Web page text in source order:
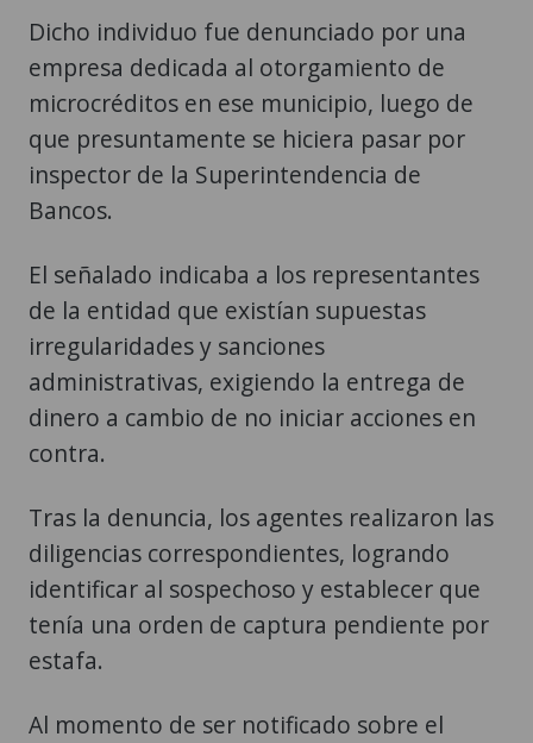
Dicho individuo fue denunciado por una
empresa dedicada al otorgamiento de
microcréditos en ese municipio, luego de
que presuntamente se hiciera pasar por
inspector de la Superintendencia de
Bancos.
El señalado indicaba a los representantes
de la entidad que existían supuestas
irregularidades y sanciones
administrativas, exigiendo la entrega de
dinero a cambio de no iniciar acciones en
contra.
Tras la denuncia, los agentes realizaron las
diligencias correspondientes, logrando
identificar al sospechoso y establecer que
tenía una orden de captura pendiente por
estafa.
Al momento de ser notificado sobre el